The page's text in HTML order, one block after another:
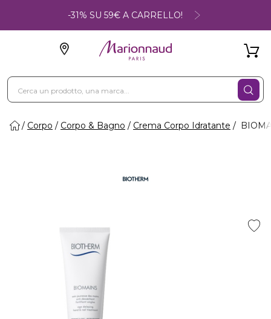
-31% SU 59€ A CARRELLO!
Corpo Corpo & Bagno Crema Corpo Idratante